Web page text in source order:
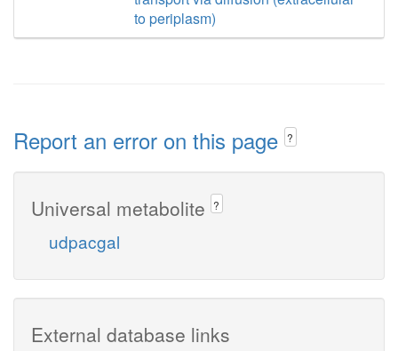
to periplasm)
Report an error on this page ?
Universal metabolite ?
udpacgal
External database links